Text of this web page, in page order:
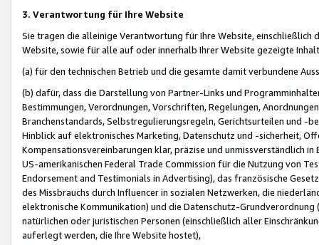
3. Verantwortung für Ihre Website
Sie tragen die alleinige Verantwortung für Ihre Website,
Website, sowie für alle auf oder innerhalb Ihrer Website gezeigte
(a) für den technischen Betrieb und die gesamte damit verbundene
(b) dafür, dass die Darstellung von Partner-Links und
Bestimmungen, Verordnungen, Vorschriften, Regelungen,
Branchenstandards, Selbstregulierungsregeln, Gerichtsurteilen und -
Hinblick auf elektronisches Marketing, Datenschutz und -sicherheit,
Kompensationsvereinbarungen klar, präzise und unmissverständlich
US-amerikanischen Federal Trade Commission für die Nutzung von
Endorsement and Testimonials in Advertising), das französische
des Missbrauchs durch Influencer in sozialen Netzwerken, die
elektronische Kommunikation) und die Datenschutz-
natürlichen oder juristischen Personen (einschließlich aller
auferlegt werden, die Ihre Website hostet),